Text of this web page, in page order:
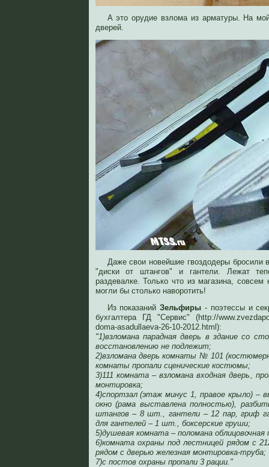
А это орудие взлома из арматуры. На
дверей.
Даже свои новейшие гвоздодеры бросили
"диски от штангов" и гантели. Лежат
раздевалке. Только что из магазина,
могли бы столько наворотить!
Из показанийЗельфиры - поэтессы и
бухгалтера ГД "Сервис" (http://
doma-asadullaeva-26-10-2012.html):
"1)взломана парадная дверь в здание со
восстановлению не подлежит;
2)взломана дверь комнаты № 101
комнаты пропали сценические костюмы;
3)111 комната – взломана входная дверь,
монтировка;
4)спортзал (этаж минус 1, правое крыло) –
окно (рама выставлена полностью),
штангов – 8 шт., гантели – 12 пар, гриф
для гантелей – 1 шт., боксерские груши;
5)душевая комната – поломана облицовочная
6)комната охраны под лестницей рядом с
рядом с дверью железная монтировка-труба;
7)с постов охраны пропали 3 рации."